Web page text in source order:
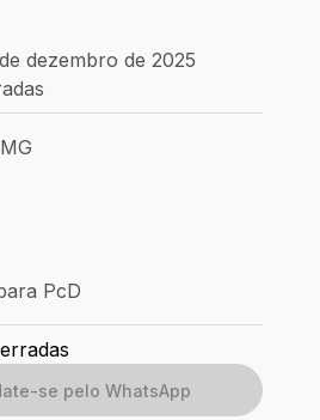
dezembro de 2025
Juiz de Fora - MG
Presencial
PcD
PcD
se pelo WhatsApp